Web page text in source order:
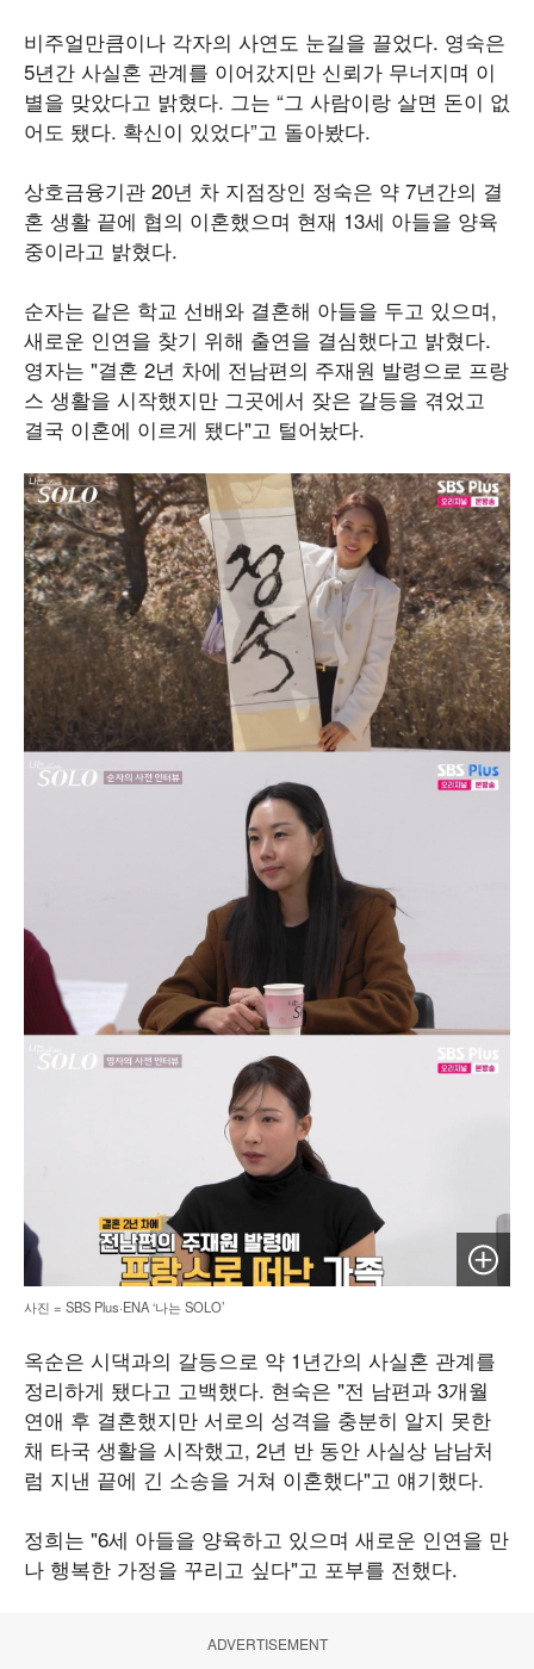
비주얼만큼이나 각자의 사연도 눈길을 끌었다. 영숙은
5년간 사실혼 관계를 이어갔지만 신뢰가 무너지며 이
별을 맞았다고 밝혔다. 그는 “그 사람이랑 살면 돈이 없
어도 됐다. 확신이 있었다”고 돌아봤다.
상호금융기관 20년 차 지점장인 정숙은 약 7년간의 결
혼 생활 끝에 협의 이혼했으며 현재 13세 아들을 양육
중이라고 밝혔다.
순자는 같은 학교 선배와 결혼해 아들을 두고 있으며,
새로운 인연을 찾기 위해 출연을 결심했다고 밝혔다.
영자는 "결혼 2년 차에 전남편의 주재원 발령으로 프랑
스 생활을 시작했지만 그곳에서 잦은 갈등을 겪었고
결국 이혼에 이르게 됐다"고 털어놨다.
이미지
사진 = SBS Plus·ENA ‘나는 SOLO’
옥순은 시댁과의 갈등으로 약 1년간의 사실혼 관계를
정리하게 됐다고 고백했다. 현숙은 "전 남편과 3개월
연애 후 결혼했지만 서로의 성격을 충분히 알지 못한
채 타국 생활을 시작했고, 2년 반 동안 사실상 남남처
럼 지낸 끝에 긴 소송을 거쳐 이혼했다"고 얘기했다.
정희는 "6세 아들을 양육하고 있으며 새로운 인연을 만
나 행복한 가정을 꾸리고 싶다"고 포부를 전했다.
ADVERTISEMENT